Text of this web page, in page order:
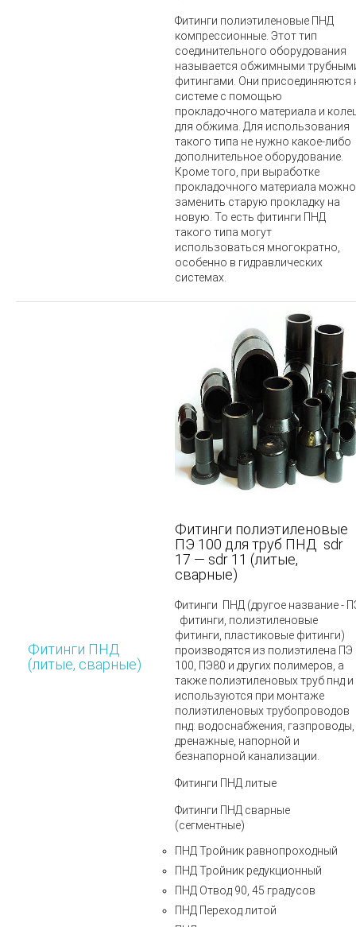
Фитинги полиэтиленовые ПНД
компрессионные. Этот тип
соединительного оборудования
называется обжимными
фитингами. Они присоединяются
системе с помощью
прокладочного материала и
для обжима. Для использования
такого типа не нужно какое-либо
дополнительное оборудование.
Кроме того, при выработке
прокладочного материала можно
заменить старую прокладку на
новую. То есть фитинги ПНД
такого типа могут
использоваться многократно,
особенно в гидравлических
системах.
Фитинги ПНД
(литые, сварные)
Фитинги полиэтиленовые
ПЭ 100 для труб ПНД sdr
17 ― sdr 11 (литые,
сварные)
Фитинги ПНД (другое название -
фитинги, полиэтиленовые
фитинги, пластиковые фитинги)
производятся из полиэтилена ПЭ
100, ПЭ80 и других полимеров, а
также полиэтиленовых труб пнд и
используются при монтаже
полиэтиленовых трубопроводов
пнд: водоснабжения, газпроводы,
дренажные, напорной и
безнапорной канализации.
Фитинги ПНД литые
Фитинги ПНД сварные
(сегментные)
ПНД Тройник равнопроходный
ПНД Тройник редукционный
ПНД Отвод 90, 45 градусов
ПНД Переход литой